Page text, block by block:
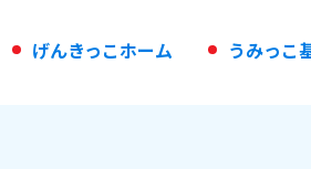
げんきっこホーム うみっこ